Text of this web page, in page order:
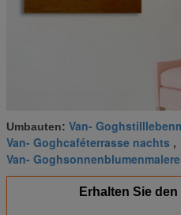
Umbauten: Van-
Van- Goghcaféterrasse nachts ,
Van-
Erhalten Sie